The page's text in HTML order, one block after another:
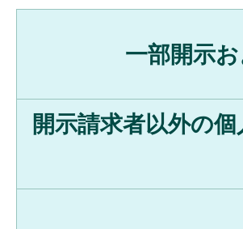
一部開示
開示請求者以外の